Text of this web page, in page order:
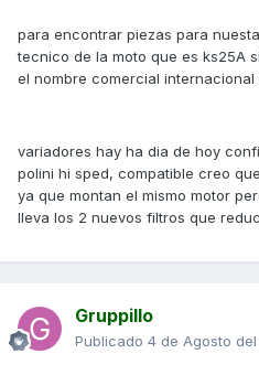
para encontrar piezas para
tecnico de la moto que es ks25A
el nombre comercial internacional
variadores hay ha dia de hoy
polini hi sped, compatible creo
ya que montan el mismo motor
lleva los 2 nuevos filtros que
Gruppillo
Publicado 4 de Agosto del